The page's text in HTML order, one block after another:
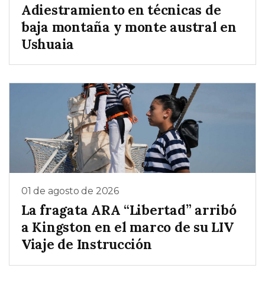
Adiestramiento en técnicas de
baja montaña y monte austral en
Ushuaia
01 de agosto de 2026
La fragata ARA “Libertad” arribó
a Kingston en el marco de su LIV
Viaje de Instrucción